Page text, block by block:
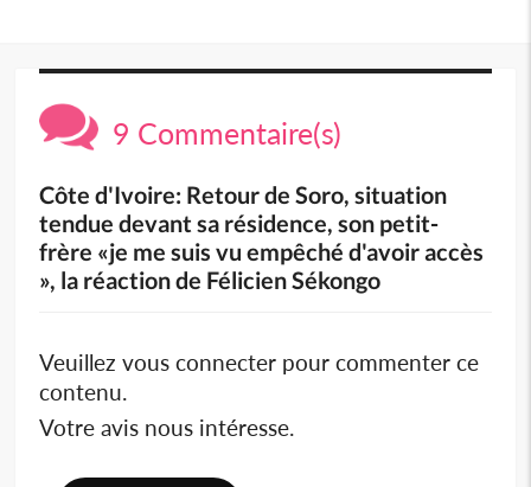
9 Commentaire(s)
Côte d'Ivoire: Retour de Soro, situation
tendue devant sa résidence, son petit-
frère «je me suis vu empêché d'avoir accès
», la réaction de Félicien Sékongo
Veuillez vous connecter pour commenter ce
contenu.
Votre avis nous intéresse.